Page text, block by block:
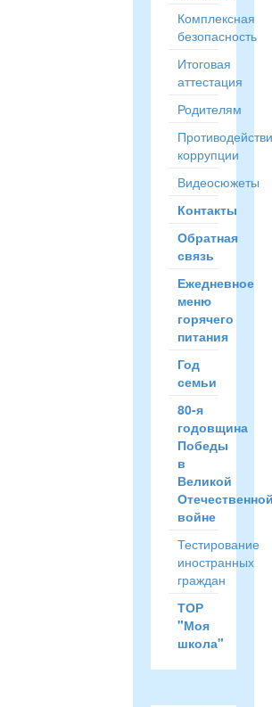
Комплексная
безопасность
Итоговая
аттестация
Родителям
коррупции
Видеосюжеты
Контакты
Обратная
связь
Ежедневное
меню
горячего
питания
Год
семьи
80-я
годовщина
Победы
в
Великой
войне
Тестирование
иностранных
граждан
ТОР
"Моя
школа"